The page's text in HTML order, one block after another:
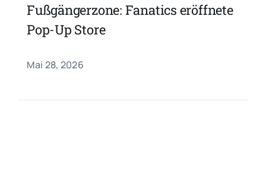
Fußgängerzone: Fanatics eröffnete
Pop-Up Store
Mai 28, 2026